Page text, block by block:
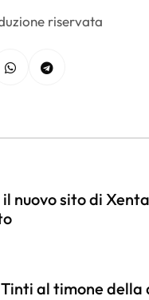
riservata
nuovo sito di
al timone della